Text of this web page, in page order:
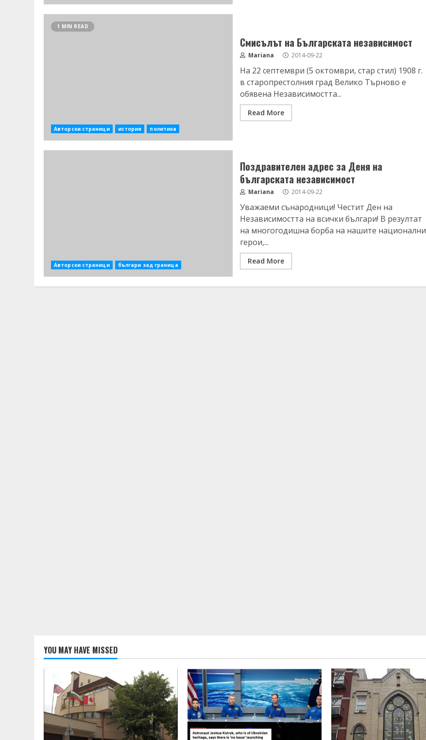
1 MIN READ
Авторски страници история политика
Смисълът на Българската независимост
Mariana 2014-09-22
На 22 септември (5 октомври, стар стил) 1908 г.
в старопрестолния град Велико Търново е
обявена Независимостта...
Read More
Авторски страници българи зад граница
Поздравителен адрес за Деня на
българската независимост
Mariana 2014-09-22
Уважаеми сънародници! Честит Ден на
Независимостта на всички българи! В резултат
на многогодишна борба на нашите национални
герои,...
Read More
YOU MAY HAVE MISSED